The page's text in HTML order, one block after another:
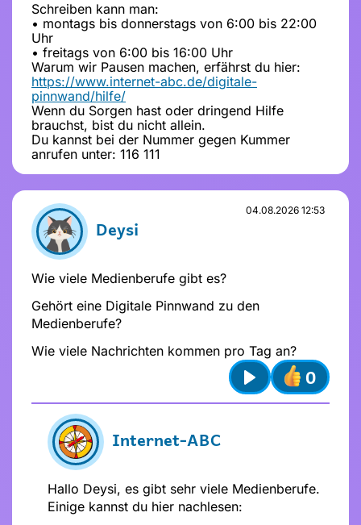
Schreiben kann man:
• montags bis donnerstags von 6:00 bis 22:00
Uhr
• freitags von 6:00 bis 16:00 Uhr
Warum wir Pausen machen, erfährst du hier:
https://www.internet-abc.de/digitale-
pinnwand/hilfe/
Wenn du Sorgen hast oder dringend Hilfe
brauchst, bist du nicht allein.
Du kannst bei der Nummer gegen Kummer
anrufen unter: 116 111
Deysi
04.08.2026 12:53
Wie viele Medienberufe gibt es?
Gehört eine Digitale Pinnwand zu den
Medienberufe?
Wie viele Nachrichten kommen pro Tag an?
Play
0
Internet-ABC
Hallo Deysi, es gibt sehr viele Medienberufe.
Einige kannst du hier nachlesen: